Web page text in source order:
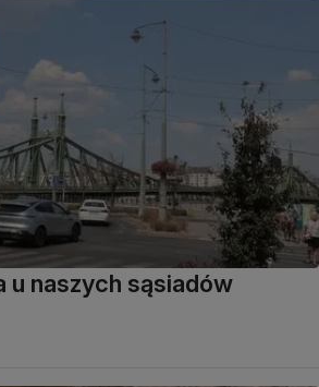
u naszych sąsiadów